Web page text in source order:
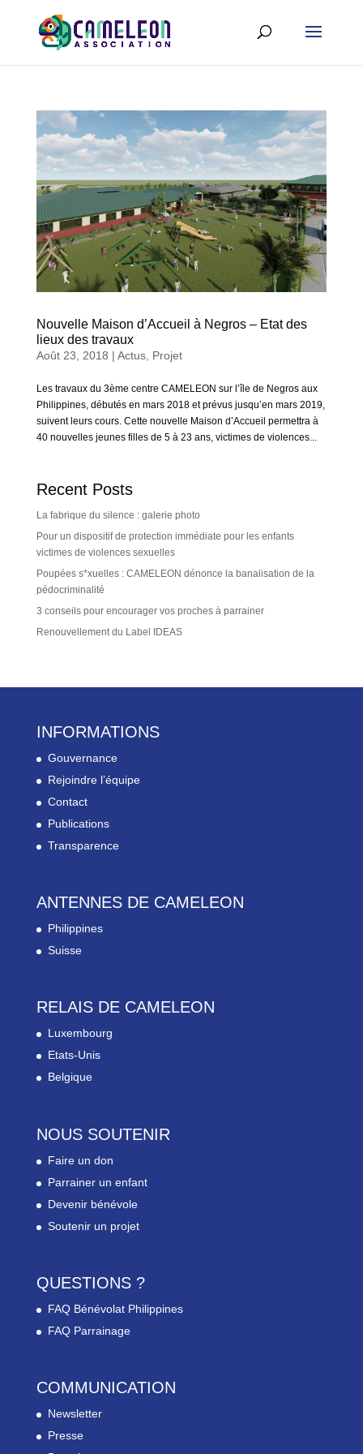
Nouvelle Maison d’Accueil à Negros – Etat des
lieux des travaux
Août 23, 2018 | Actus, Projet
Les travaux du 3ème centre CAMELEON sur l’île de Negros aux
Philippines, débutés en mars 2018 et prévus jusqu’en mars 2019,
suivent leurs cours. Cette nouvelle Maison d’Accueil permettra à
40 nouvelles jeunes filles de 5 à 23 ans, victimes de violences...
Recent Posts
La fabrique du silence : galerie photo
Pour un dispositif de protection immédiate pour les enfants
victimes de violences sexuelles
Poupées s*xuelles : CAMELEON dénonce la banalisation de la
pédocriminalité
3 conseils pour encourager vos proches à parrainer
Renouvellement du Label IDEAS
INFORMATIONS
Gouvernance
Rejoindre l’équipe
Contact
Publications
Transparence
ANTENNES DE CAMELEON
Philippines
Suisse
RELAIS DE CAMELEON
Luxembourg
Etats-Unis
Belgique
NOUS SOUTENIR
Faire un don
Parrainer un enfant
Devenir bénévole
Soutenir un projet
QUESTIONS ?
FAQ Bénévolat Philippines
FAQ Parrainage
COMMUNICATION
Newsletter
Presse